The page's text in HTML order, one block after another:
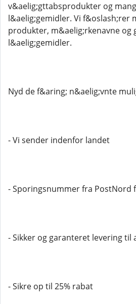
v&aelig;gttabsprodukter og
l&aelig;gemidler. Vi f&oslash;rer
produkter, m&aelig;rkenavne og
l&aelig;gemidler.
Nyd de f&aring; n&aelig;vnte
- Vi sender indenfor landet
- Sporingsnummer fra PostNord
- Sikker og garanteret levering til
- Sikre op til 25% rabat